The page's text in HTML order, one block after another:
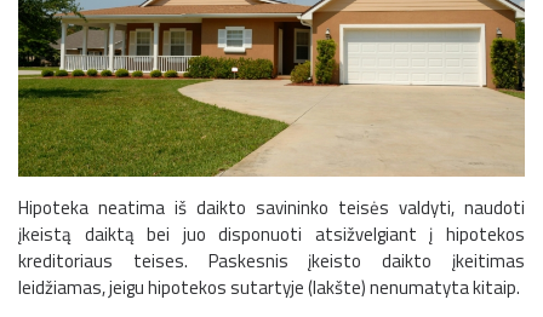
Hipoteka neatima iš daikto savininko teisės valdyti, naudoti
įkeistą daiktą bei juo disponuoti atsižvelgiant į hipotekos
kreditoriaus teises. Paskesnis įkeisto daikto įkeitimas
leidžiamas, jeigu hipotekos sutartyje (lakšte) nenumatyta kitaip.